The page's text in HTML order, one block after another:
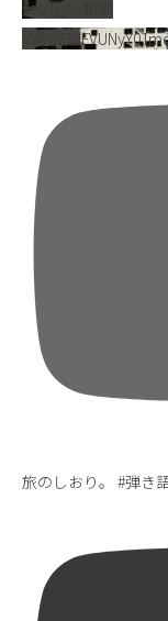
YouTube動画
旅のしおり。 #弾き